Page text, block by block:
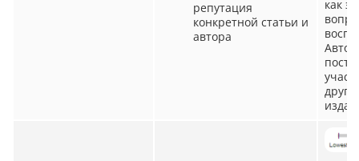
репутация
конкретной статьи и
автора
как